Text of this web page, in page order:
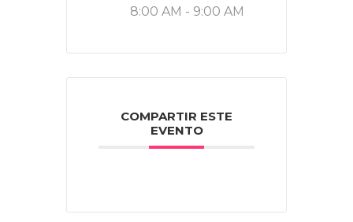
8:00 AM - 9:00 AM
COMPARTIR ESTE
EVENTO